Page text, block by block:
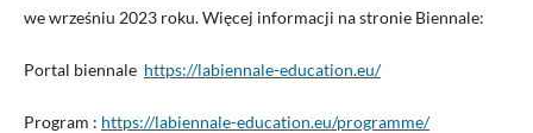
we wrześniu 2023 roku. Więcej informacji na stronie Biennale:
Portal biennale https://labiennale-education.eu/
Program : https://labiennale-education.eu/programme/